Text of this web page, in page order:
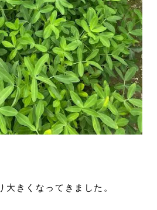
大きくなってきました。